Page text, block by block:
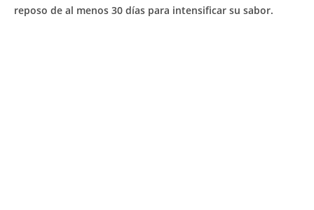
reposo de al menos 30 días para intensificar su sabor.